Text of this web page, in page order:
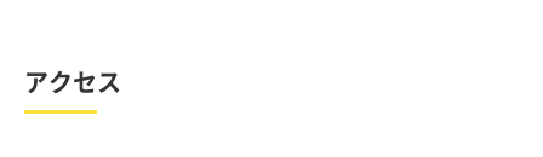
アクセス